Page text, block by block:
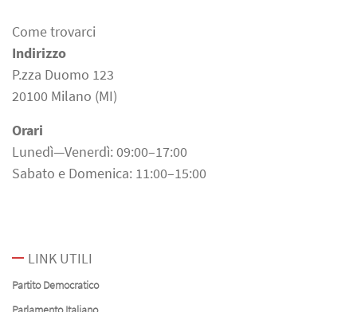
Come trovarci
Indirizzo
P.zza Duomo 123
20100 Milano (MI)
Orari
Lunedì—Venerdì: 09:00–17:00
Sabato e Domenica: 11:00–15:00
LINK UTILI
Partito Democratico